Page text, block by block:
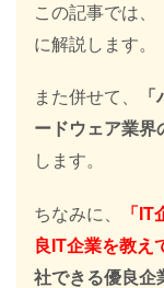
この記事では、
に解説します。
また併せて、
ードウェア業界
します。
ちなみに、
「
良IT企業を教え
社できる優良企